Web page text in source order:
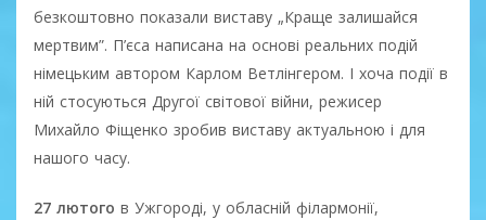
безкоштовно показали виставу „Краще залишайся
мертвим”. П’єса написана на основі реальних подій
німецьким автором Карлом Ветлінгером. І хоча події в
ній стосуються Другої світової війни, режисер
Михайло Фіщенко зробив виставу актуальною і для
нашого часу.
27 лютого в Ужгороді, у обласній філармонії,